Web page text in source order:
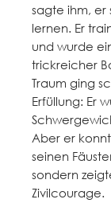
sagte ihm, er
lernen. Er
und wurde
trickreicher
Traum ging
Erfüllung: Er
Aber er
seinen
sondern
Zivilcourage.